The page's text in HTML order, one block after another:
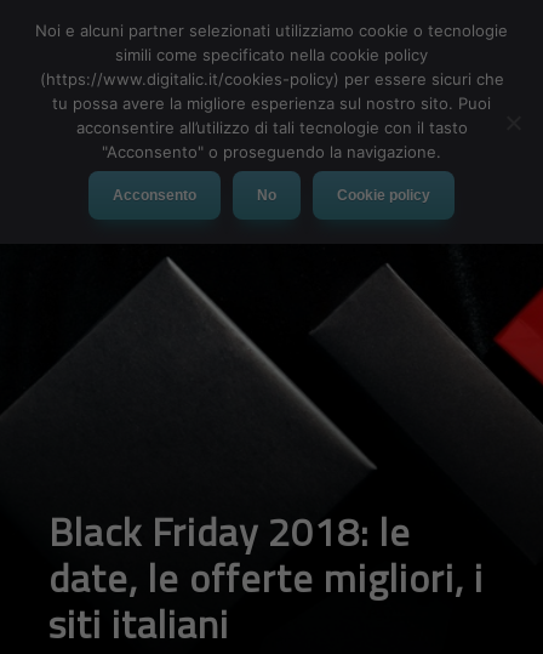
MENU
Black Friday 2018: le
date, le offerte migliori, i
siti italiani
Noi e alcuni partner selezionati utilizziamo cookie o tecnologie
simili come specificato nella cookie policy
(https://www.digitalic.it/cookies-policy) per essere sicuri che
tu possa avere la migliore esperienza sul nostro sito. Puoi
acconsentire all’utilizzo di tali tecnologie con il tasto
"Acconsento" o proseguendo la navigazione.
Acconsento No Cookie policy